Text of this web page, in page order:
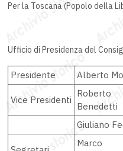
Per la Toscana (Popolo della
Ufficio di Presidenza del
Presidente Alberto
Vice Presidenti
Roberto
Benedetti
Giuliano
Marco